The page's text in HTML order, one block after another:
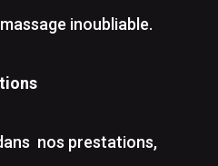
inoubliable.
nos prestations,